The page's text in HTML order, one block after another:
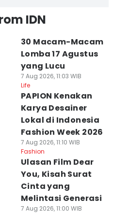
IDN
30 Macam-Macam
Lomba 17 Agustus
yang Lucu
7 Aug 2026, 11:03 WIB
Life
PAPION Kenakan
Karya Desainer
Lokal di Indonesia
Fashion Week 2026
7 Aug 2026, 11:10 WIB
Fashion
Ulasan Film Dear
You, Kisah Surat
Cinta yang
Melintasi Generasi
7 Aug 2026, 11:00 WIB